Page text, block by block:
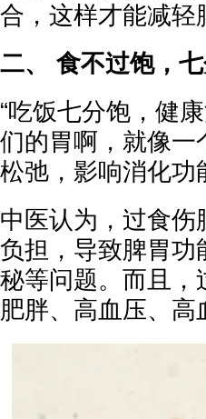
合，这样才能减轻
二、 食不过饱，
“吃饭七分饱，健
们的胃啊，就像一
松弛，影响消化功
中医认为，过食
负担，导致脾胃功
秘等问题。而且，
肥胖、高血压、高